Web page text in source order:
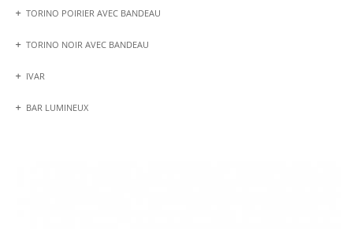
TORINO POIRIER AVEC BANDEAU
TORINO NOIR AVEC BANDEAU
IVAR
BAR LUMINEUX